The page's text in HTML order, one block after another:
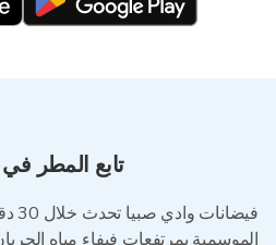
تابع المطر
الموسمية بمرتفعات فيفاء مياه